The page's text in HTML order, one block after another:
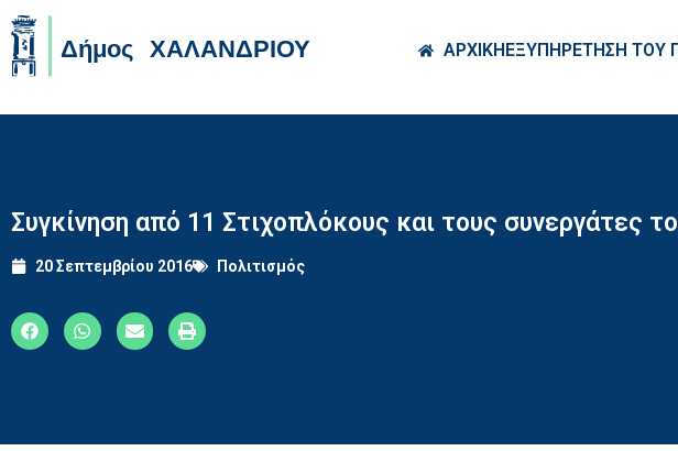
ΑΡΧΙΚΗΕΞΥΠΗΡΕΤΗΣΗ ΤΟΥ
Συγκίνηση από 11 Στιχοπλόκους και τους συνεργάτες
20 Σεπτεμβρίου 2016 Πολιτισμός